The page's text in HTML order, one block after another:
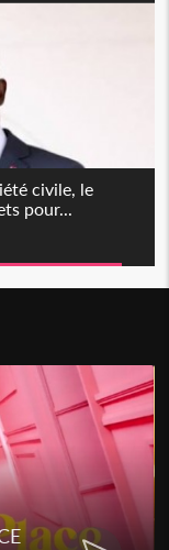
civile, le
pour...